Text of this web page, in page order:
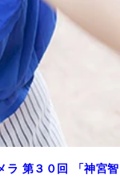
ラ 第３０回 「神宮智